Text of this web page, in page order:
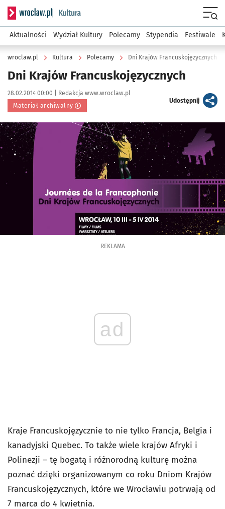
Serwis informacyjny wroclaw.pl podserwis: Kultura
Aktualności Wydział Kultury Polecamy Stypendia Festiwale
wroclaw.pl Kultura Polecamy Dni Krajów Francuskojęzycznych
Dni Krajów Francuskojęzycznych
Data publikacji:
28.02.2014 00:00 | Autor:
Redakcja www.wroclaw.pl
Materiał archiwalny
Udostępnijartykuł
Kliknij, aby powiększyć
REKLAMA
ad
Kraje Francuskojęzycznie to nie tylko Francja, Belgia i
kanadyjski Quebec. To także wiele krajów Afryki i
Polinezji – tę bogatą i różnorodną kulturę można
poznać dzięki organizowanym co roku Dniom Krajów
Francuskojęzycznych, które we Wrocławiu potrwają od
7 marca do 4 kwietnia.